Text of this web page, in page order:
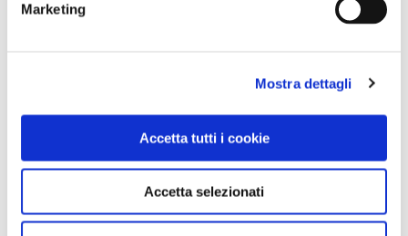
Marketing
Mostra dettagli
Accetta tutti i cookie
Accetta selezionati